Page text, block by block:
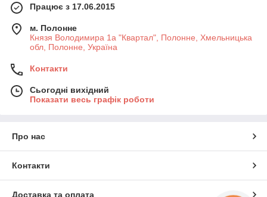
Працює з 17.06.2015
м. Полонне
Князя Володимира 1а "Квартал", Полонне, Хмельницька
обл, Полонне, Україна
Контакти
Сьогодні вихідний
Показати весь графік роботи
Про нас
Контакти
Доставка та оплата